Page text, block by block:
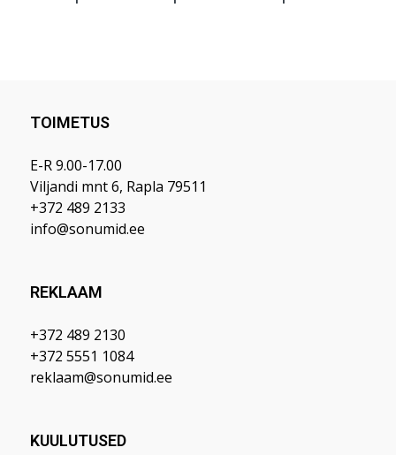
TOIMETUS
E-R 9.00-17.00
Viljandi mnt 6, Rapla 79511
+372 489 2133
info@sonumid.ee
REKLAAM
+372 489 2130
+372 5551 1084
reklaam@sonumid.ee
KUULUTUSED